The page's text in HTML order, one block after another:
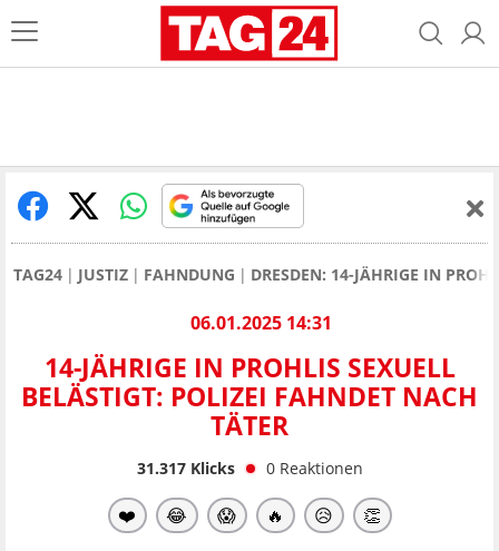
TAG24 JUSTIZ FAHNDUNG DRESDEN: 14-JÄHRIGE IN
06.01.2025 14:31
14-JÄHRIGE IN PROHLIS SEXUELL
BELÄSTIGT: POLIZEI FAHNDET NACH
TÄTER
31.317Klicks 0 Reaktionen
❤️ 😂 😱 🔥 😥 👏